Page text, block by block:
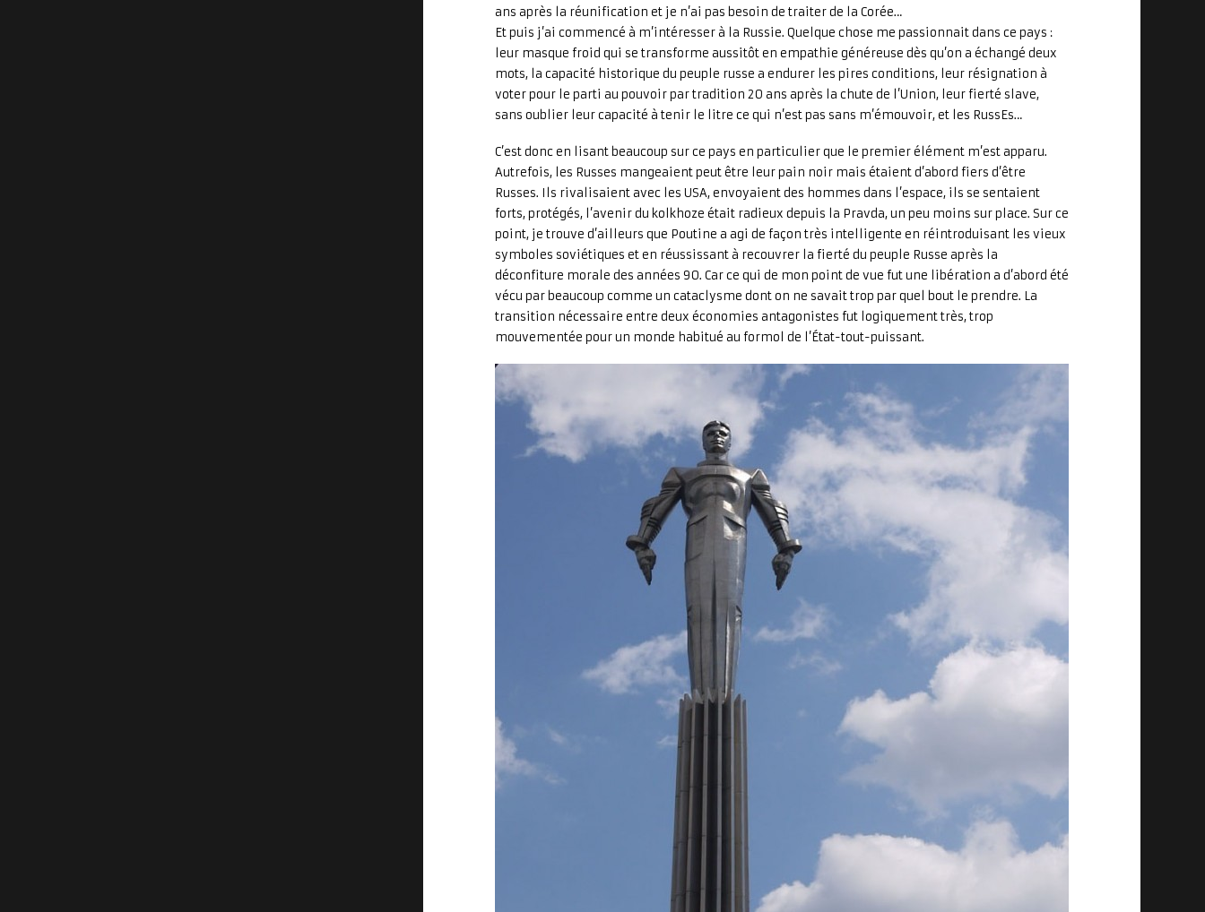
ans après la réunification et je n’ai pas besoin de traiter de la Corée…
Et puis j’ai commencé à m’intéresser à la Russie. Quelque chose me passionnait dans ce pays :
leur masque froid qui se transforme aussitôt en empathie généreuse dès qu’on a échangé deux
mots, la capacité historique du peuple russe a endurer les pires conditions, leur résignation à
voter pour le parti au pouvoir par tradition 20 ans après la chute de l’Union, leur fierté slave,
sans oublier leur capacité à tenir le litre ce qui n’est pas sans m’émouvoir, et les RussEs…
C’est donc en lisant beaucoup sur ce pays en particulier que le premier élément m’est apparu.
Autrefois, les Russes mangeaient peut être leur pain noir mais étaient d’abord fiers d’être
Russes. Ils rivalisaient avec les USA, envoyaient des hommes dans l’espace, ils se sentaient
forts, protégés, l’avenir du kolkhoze était radieux depuis la Pravda, un peu moins sur place. Sur ce
point, je trouve d’ailleurs que Poutine a agi de façon très intelligente en réintroduisant les vieux
symboles soviétiques et en réussissant à recouvrer la fierté du peuple Russe après la
déconfiture morale des années 90. Car ce qui de mon point de vue fut une libération a d’abord été
vécu par beaucoup comme un cataclysme dont on ne savait trop par quel bout le prendre. La
transition nécessaire entre deux économies antagonistes fut logiquement très, trop
mouvementée pour un monde habitué au formol de l’État-tout-puissant.